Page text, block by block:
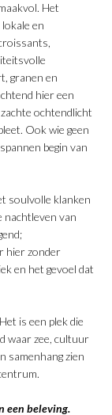
Het
en
granen en
hier een
ochtendlicht
Ook wie geen
begin van
soulvolle klanken
nachtleven van
hier zonder
en het gevoel dat
is een plek die
waar zee, cultuur
samenhang zien
een beleving.